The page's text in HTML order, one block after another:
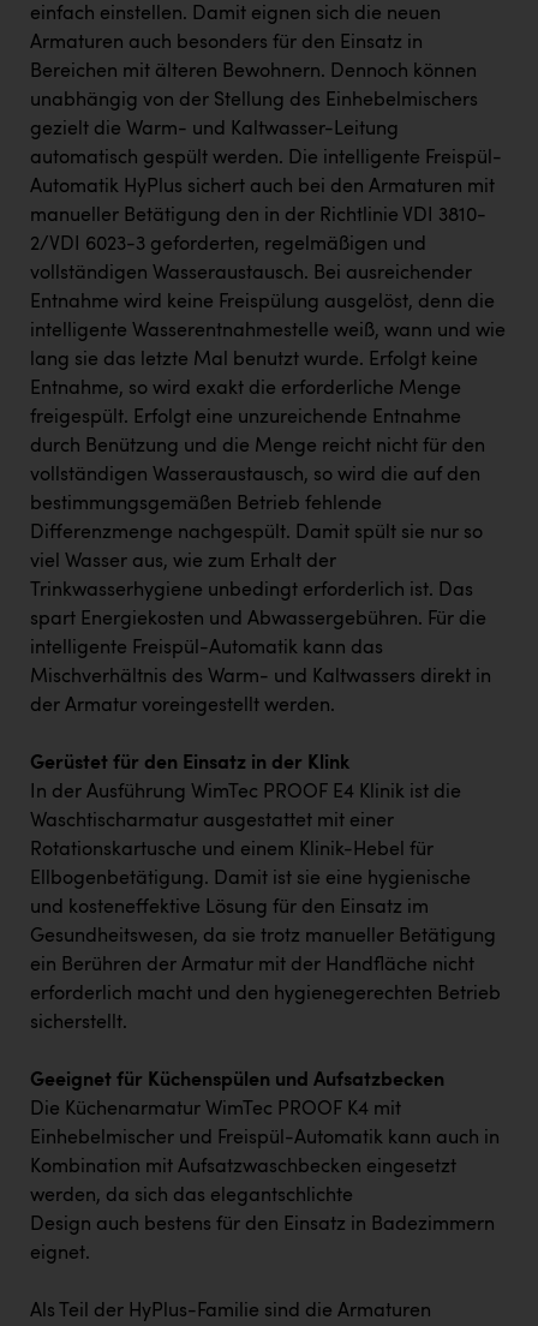
einfach einstellen. Damit eignen sich die neuen
Armaturen auch besonders für den Einsatz in
Bereichen mit älteren Bewohnern. Dennoch können
unabhängig von der Stellung des Einhebelmischers
gezielt die Warm- und Kaltwasser-Leitung
automatisch gespült werden. Die intelligente Freispül-
Automatik HyPlus sichert auch bei den Armaturen mit
manueller Betätigung den in der Richtlinie VDI 3810-
2/VDI 6023-3 geforderten, regelmäßigen und
vollständigen Wasseraustausch. Bei ausreichender
Entnahme wird keine Freispülung ausgelöst, denn die
intelligente Wasserentnahmestelle weiß, wann und wie
lang sie das letzte Mal benutzt wurde. Erfolgt keine
Entnahme, so wird exakt die erforderliche Menge
freigespült. Erfolgt eine unzureichende Entnahme
durch Benützung und die Menge reicht nicht für den
vollständigen Wasseraustausch, so wird die auf den
bestimmungsgemäßen Betrieb fehlende
Differenzmenge nachgespült. Damit spült sie nur so
viel Wasser aus, wie zum Erhalt der
Trinkwasserhygiene unbedingt erforderlich ist. Das
spart Energiekosten und Abwassergebühren. Für die
intelligente Freispül-Automatik kann das
Mischverhältnis des Warm- und Kaltwassers direkt in
der Armatur voreingestellt werden.
Gerüstet für den Einsatz in der Klink
In der Ausführung WimTec PROOF E4 Klinik ist die
Waschtischarmatur ausgestattet mit einer
Rotationskartusche und einem Klinik-Hebel für
Ellbogenbetätigung. Damit ist sie eine hygienische
und kosteneffektive Lösung für den Einsatz im
Gesundheitswesen, da sie trotz manueller Betätigung
ein Berühren der Armatur mit der Handfläche nicht
erforderlich macht und den hygienegerechten Betrieb
sicherstellt.
Geeignet für Küchenspülen und Aufsatzbecken
Die Küchenarmatur WimTec PROOF K4 mit
Einhebelmischer und Freispül-Automatik kann auch in
Kombination mit Aufsatzwaschbecken eingesetzt
werden, da sich das elegantschlichte
Design auch bestens für den Einsatz in Badezimmern
eignet.
Als Teil der HyPlus-Familie sind die Armaturen